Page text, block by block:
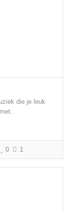
die je leuk
0 1